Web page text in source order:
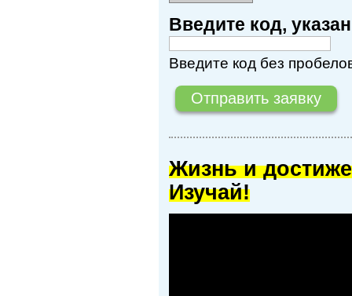
Введите код,
Введите код без
Жизнь и
Изучай!